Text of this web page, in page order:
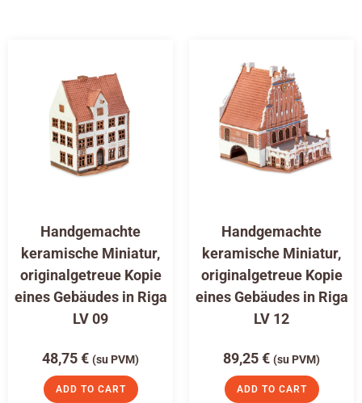
Handgemachte
keramische Miniatur,
originalgetreue Kopie
eines Gebäudes in Riga
LV 09
48,75€ (su PVM)
ADD TO CART
Handgemachte
keramische Miniatur,
originalgetreue Kopie
eines Gebäudes in Riga
LV 12
89,25€ (su PVM)
ADD TO CART